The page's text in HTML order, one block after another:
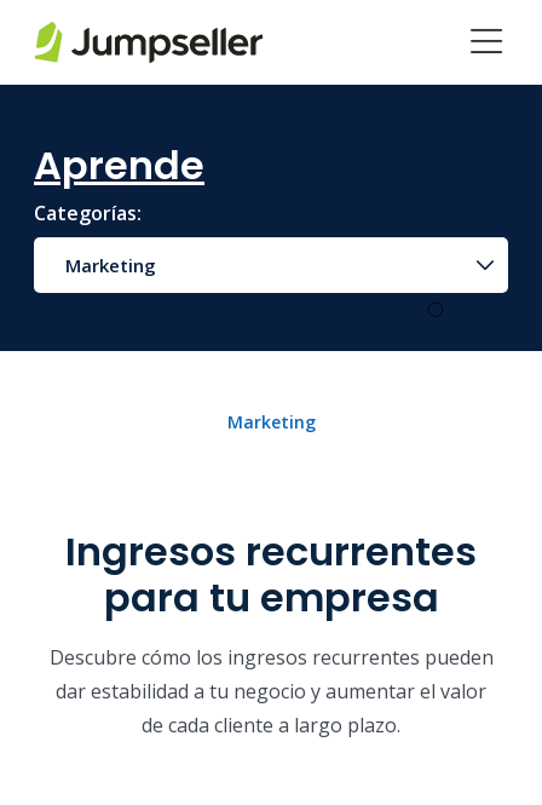
Aprende
Categorías:
Marketing
Marketing
Ingresos recurrentes
para tu empresa
Descubre cómo los ingresos recurrentes pueden
dar estabilidad a tu negocio y aumentar el valor
de cada cliente a largo plazo.